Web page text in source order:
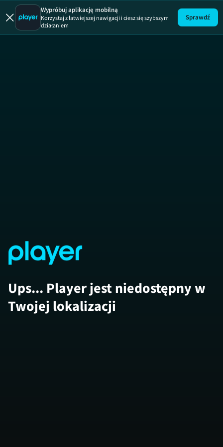
Uwaga!
Wypróbuj aplikację mobilną
Korzystaj z łatwiejszej nawigacji i ciesz się szybszym
działaniem
Sprawdź
Ups... Player jest niedostępny w
Twojej lokalizacji